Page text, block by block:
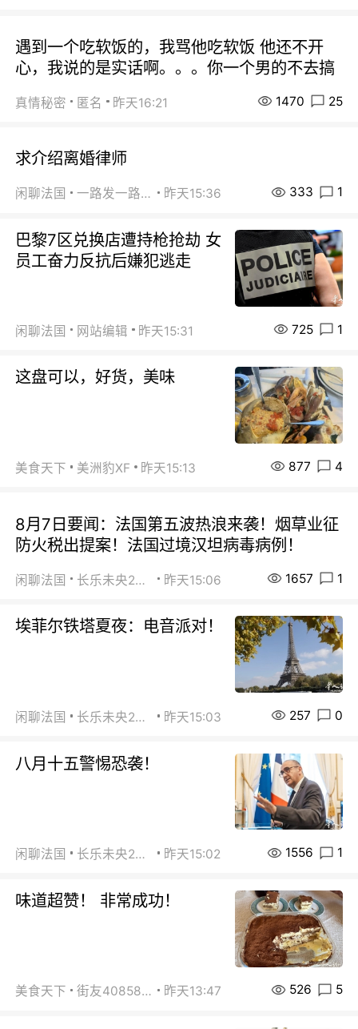
遇到一个吃软饭的，我骂他吃软饭 他还不开
心，我说的是实话啊。。。你一个男的不去搞
真情秘密 匿名 昨天16:21 1470 25
求介绍离婚律师
闲聊法国 一路发一路发 昨天15:36 333 1
巴黎7区兑换店遭持枪抢劫 女
员工奋力反抗后嫌犯逃走
闲聊法国 网站编辑 昨天15:31 725 1
这盘可以，好货，美味
美食天下 美洲豹XF 昨天15:13 877 4
8月7日要闻：法国第五波热浪来袭！烟草业征
防火税出提案！法国过境汉坦病毒病例！
闲聊法国 长乐未央2015 昨天15:06 1657 1
埃菲尔铁塔夏夜：电音派对！
闲聊法国 长乐未央2015 昨天15:03 257 0
八月十五警惕恐袭！
闲聊法国 长乐未央2015 昨天15:02 1556 1
味道超赞！ 非常成功！
美食天下 街友40858442 昨天13:47 526 5